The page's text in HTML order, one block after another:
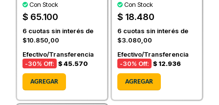
Con Stock
$ 65.100
6 cuotas sin interés de
$10.850,00
Efectivo/Transferencia
-30% Off: $ 45.570
AGREGAR
Con Stock
$ 18.480
6 cuotas sin interés de
$3.080,00
Efectivo/Transferencia
-30% Off: $ 12.936
AGREGAR